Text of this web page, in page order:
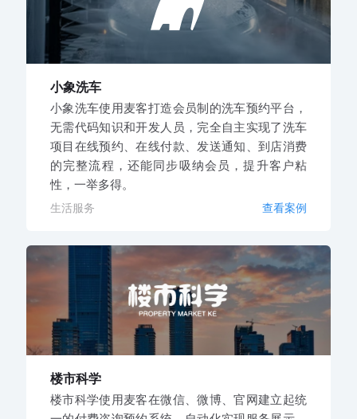
小象洗车
小象洗车使用麦客打造会员制的洗车预约平台，
无需代码知识和开发人员，完全自主实现了洗车
项目在线预约、在线付款、发送通知、到店消费
的完整流程，还能同步吸纳会员，提升客户粘
性，一举多得。
生活服务 查看案例
楼市科学
楼市科学使用麦客在微信、微博、官网建立起统